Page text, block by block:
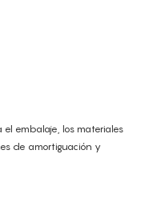
el embalaje, los materiales
de amortiguación y